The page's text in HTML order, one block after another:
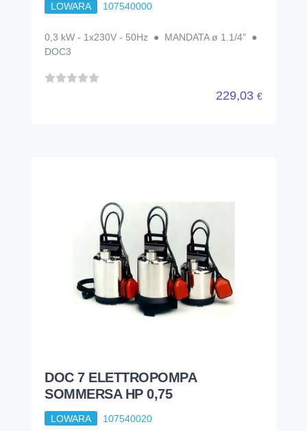
LOWARA 107540000
0,3 kW - 1x230V - 50Hz ● MANDATA ø 1.1/4" ●
DOC3
229,03 €
DOC 7 ELETTROPOMPA
SOMMERSA HP 0,75
LOWARA 107540020